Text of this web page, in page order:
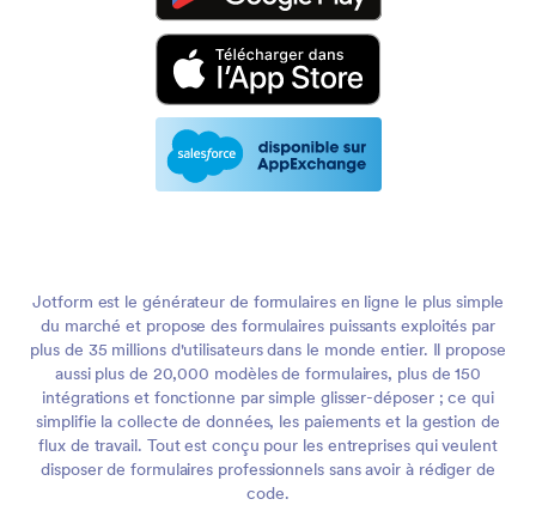
Jotform est le générateur de formulaires en ligne le plus simple
du marché et propose des formulaires puissants exploités par
plus de 35 millions d'utilisateurs dans le monde entier. Il propose
aussi plus de 20,000 modèles de formulaires, plus de 150
intégrations et fonctionne par simple glisser-déposer ; ce qui
simplifie la collecte de données, les paiements et la gestion de
flux de travail. Tout est conçu pour les entreprises qui veulent
disposer de formulaires professionnels sans avoir à rédiger de
code.